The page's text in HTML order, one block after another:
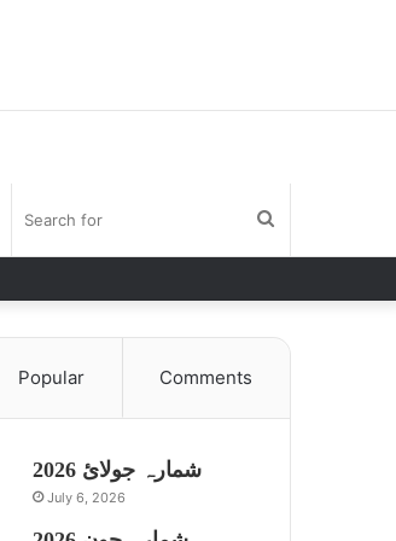
Sidebar
Popular Comments
شمارہ جولائ 2026
July 6, 2026